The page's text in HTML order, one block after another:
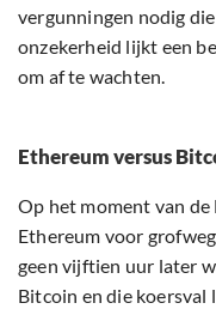
vergunningen nodig
onzekerheid lijkt een
om af te wachten.
Ethereum versus
Op het moment van
Ethereum voor
geen vijftien uur later
Bitcoin en die